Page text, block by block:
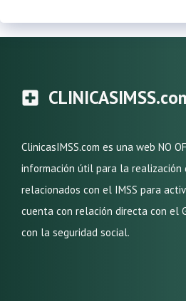
ClinicasIMSS.com es una web NO
información útil para la realización
relacionados con el IMSS para
cuenta con relación directa con el
con la seguridad social.